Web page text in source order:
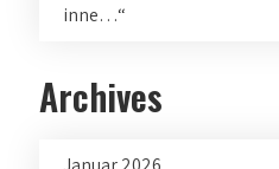
inne…“
Archives